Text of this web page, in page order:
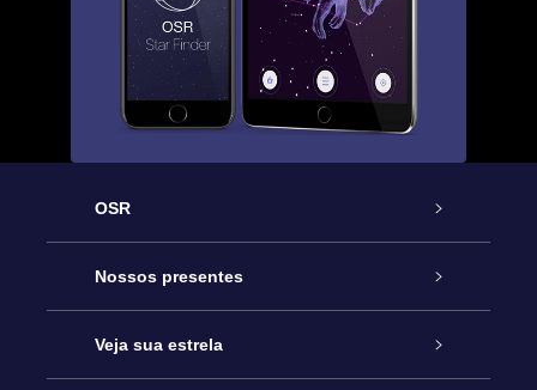
OSR
Serviço
Entre em contato conosco
Nossos presentes
Presente estrelar on-line
Veja sua estrela